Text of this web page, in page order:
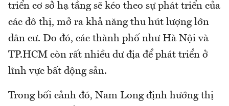
triển cơ sở hạ tầng sẽ kéo theo sự phát triển của
các đô thị, mở ra khả năng thu hút lượng lớn
dân cư. Do đó, các thành phố như Hà Nội và
TP.HCM còn rất nhiều dư địa để phát triển ở
lĩnh vực bất động sản.
Trong bối cảnh đó, Nam Long định hướng thị